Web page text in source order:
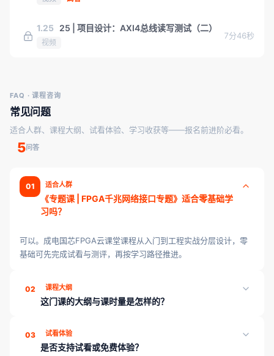
1.25 25 | 项目设计：AXI4总线读写测试（二）
视频
7分46秒
FAQ · 课程咨询
常见问题
适合人群、课程大纲、试看体验、学习收获等——报名前进阶必看。
5问答
01 适合人群
《专题课 | FPGA千兆网络接口专题》适合零基础学
习吗？
可以。成电国芯FPGA云课堂课程从入门到工程实战分层设计，零
基础可先完成试看与测评，再按学习路径推进。
02 课程大纲
这门课的大纲与课时量是怎样的？
程目录」可展开查看各章课时；学完可通过章节测评巩固薄弱点。
03 试看体验
是否支持试看或免费体验？